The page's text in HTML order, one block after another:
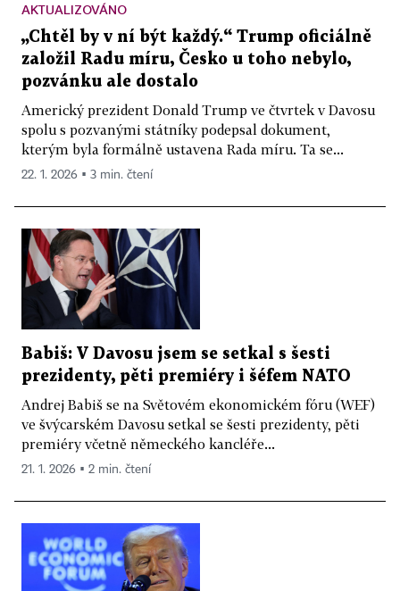
AKTUALIZOVÁNO
„Chtěl by v ní být každý.“ Trump oficiálně
založil Radu míru, Česko u toho nebylo,
pozvánku ale dostalo
Americký prezident Donald Trump ve čtvrtek v Davosu
spolu s pozvanými státníky podepsal dokument,
kterým byla formálně ustavena Rada míru. Ta se...
22. 1. 2026 ▪ 3 min. čtení
Babiš: V Davosu jsem se setkal s šesti
prezidenty, pěti premiéry i šéfem NATO
Andrej Babiš se na Světovém ekonomickém fóru (WEF)
ve švýcarském Davosu setkal se šesti prezidenty, pěti
premiéry včetně německého kancléře...
21. 1. 2026 ▪ 2 min. čtení